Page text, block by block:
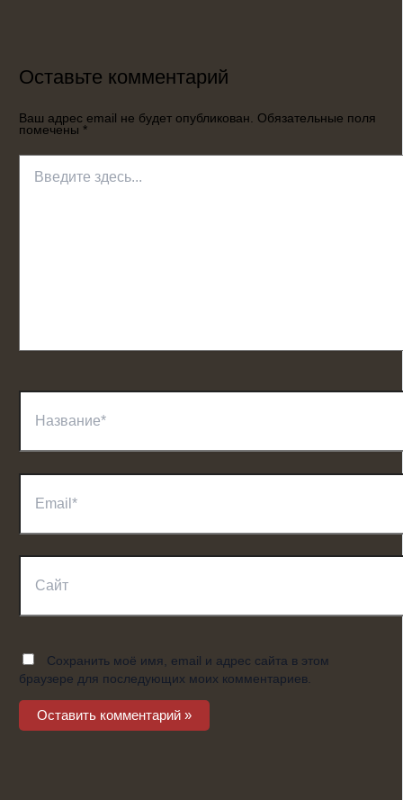
Оставьте комментарий
Ваш адрес email не будет опубликован. Обязательные поля
помечены *
здесь...
Сохранить моё имя, email и адрес сайта в этом
браузере для последующих моих комментариев.